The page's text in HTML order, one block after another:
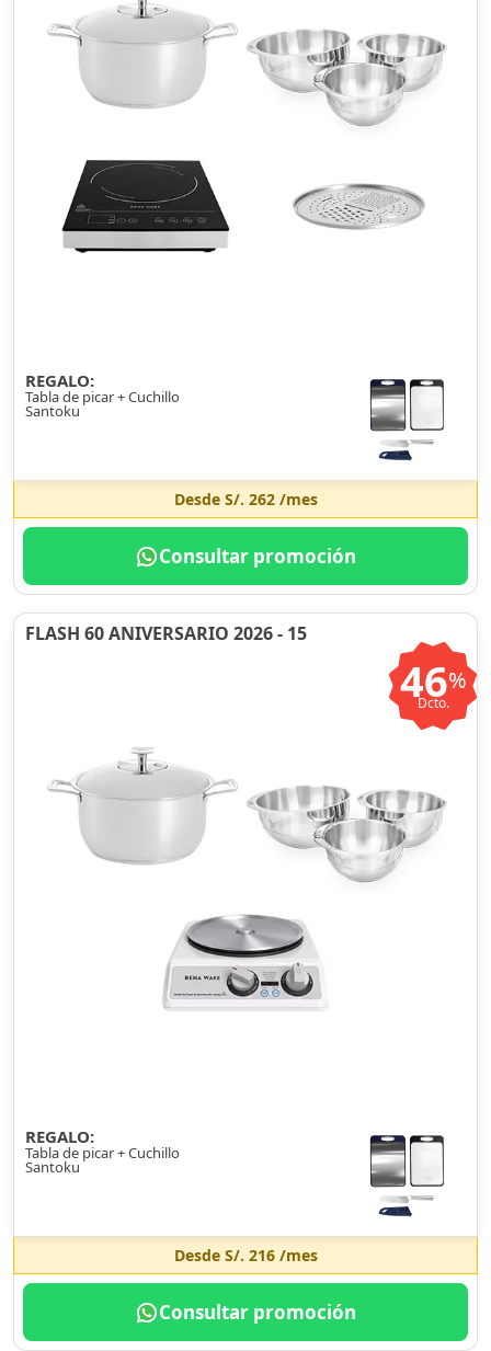
REGALO:
Tabla de picar + Cuchillo
Santoku
Desde S/. 262/mes
Consultar promoción
FLASH 60 ANIVERSARIO 2026 - 15
46%
Dcto.
REGALO:
Tabla de picar + Cuchillo
Santoku
Desde S/. 216/mes
Consultar promoción